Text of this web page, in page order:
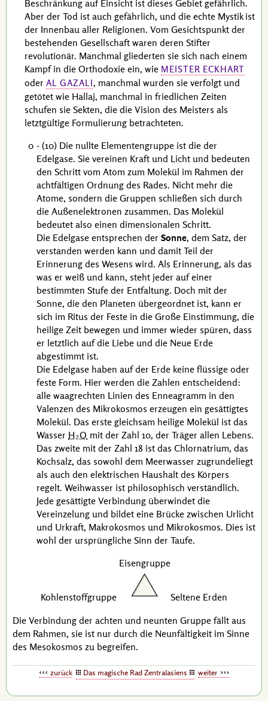
Beschränkung auf Einsicht ist dieses Gebiet gefährlich.
Aber der Tod ist auch gefährlich, und die echte Mystik ist
der Innenbau aller Religionen. Vom Gesichtspunkt der
bestehenden Gesellschaft waren deren Stifter
revolutionär. Manchmal gliederten sie sich nach einem
Kampf in die Orthodoxie ein, wie MEISTER ECKHART
oder AL GAZALI, manchmal wurden sie verfolgt und
getötet wie Hallaj, manchmal in friedlichen Zeiten
schufen sie Sekten, die die Vision des Meisters als
letztgültige Formulierung betrachteten.
0 - (10) Die nullte Elementengruppe ist die der
Edelgase. Sie vereinen Kraft und Licht und bedeuten
den Schritt vom Atom zum Molekül im Rahmen der
achtfältigen Ordnung des Rades. Nicht mehr die
Atome, sondern die Gruppen schließen sich durch
die Außenelektronen zusammen. Das Molekül
bedeutet also einen dimensionalen Schritt.
Die Edelgase entsprechen der Sonne, dem Satz, der
verstanden werden kann und damit Teil der
Erinnerung des Wesens wird. Als Erinnerung, als das
was er weiß und kann, steht jeder auf einer
bestimmten Stufe der Entfaltung. Doch mit der
Sonne, die den Planeten übergeordnet ist, kann er
sich im Ritus der Feste in die Große Einstimmung, die
heilige Zeit bewegen und immer wieder spüren, dass
er letztlich auf die Liebe und die Neue Erde
abgestimmt ist.
Die Edelgase haben auf der Erde keine flüssige oder
feste Form. Hier werden die Zahlen entscheidend:
alle waagrechten Linien des Enneagramm in den
Valenzen des Mikrokosmos erzeugen ein gesättigtes
Molekül. Das erste gleichsam heilige Molekül ist das
Wasser H₂O mit der Zahl 10, der Träger allen Lebens.
Das zweite mit der Zahl 18 ist das Chlornatrium, das
Kochsalz, das sowohl dem Meerwasser zugrundeliegt
als auch den elektrischen Haushalt des Körpers
regelt. Weihwasser ist philosophisch verständlich.
Jede gesättigte Verbindung überwindet die
Vereinzelung und bildet eine Brücke zwischen Urlicht
und Urkraft, Makrokosmos und Mikrokosmos. Dies ist
wohl der ursprüngliche Sinn der Taufe.
Kohlenstoffgruppe
Eisengruppe
Seltene Erden
Die Verbindung der achten und neunten Gruppe fällt aus
dem Rahmen, sie ist nur durch die Neunfältigkeit im Sinne
des Mesokosmos zu begreifen.
zurück Das magische Rad Zentralasiens weiter